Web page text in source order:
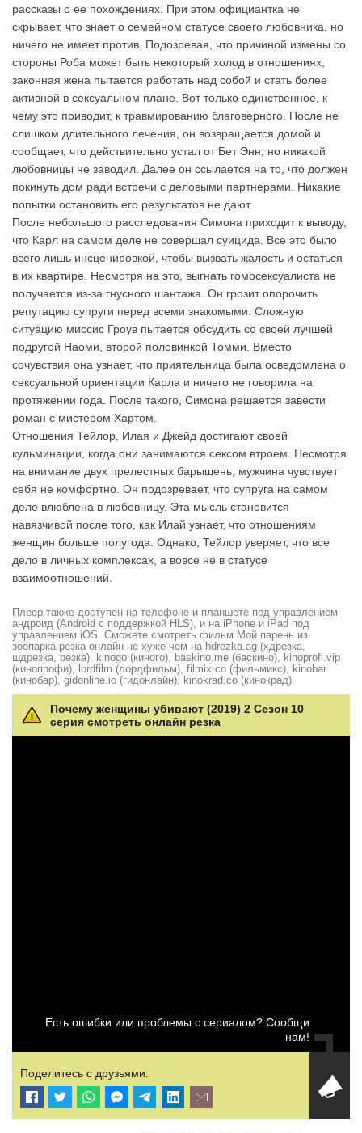
рассказы о ее похождениях. При этом официантка не
скрывает, что знает о семейном статусе своего любовника, но
ничего не имеет против. Подозревая, что причиной измены со
стороны Роба может быть некоторый холод в отношениях,
законная жена пытается работать над собой и стать более
активной в сексуальном плане. Вот только единственное, к
чему это приводит, к травмированию благоверного. После не
слишком длительного лечения, он возвращается домой и
сообщает, что действительно устал от Бет Энн, но никакой
любовницы не заводил. Далее он ссылается на то, что должен
покинуть дом ради встречи с деловыми партнерами. Никакие
попытки остановить его результатов не дают.
После небольшого расследования Симона приходит к выводу,
что Карл на самом деле не совершал суицида. Все это было
всего лишь инсценировкой, чтобы вызвать жалость и остаться
в их квартире. Несмотря на это, выгнать гомосексуалиста не
получается из-за гнусного шантажа. Он грозит опорочить
репутацию супруги перед всеми знакомыми. Сложную
ситуацию миссис Гроув пытается обсудить со своей лучшей
подругой Наоми, второй половинкой Томми. Вместо
сочувствия она узнает, что приятельница была осведомлена о
сексуальной ориентации Карла и ничего не говорила на
протяжении года. После такого, Симона решается завести
роман с мистером Хартом.
Отношения Тейлор, Илая и Джейд достигают своей
кульминации, когда они занимаются сексом втроем. Несмотря
на внимание двух прелестных барышень, мужчина чувствует
себя не комфортно. Он подозревает, что супруга на самом
деле влюблена в любовницу. Эта мысль становится
навязчивой после того, как Илай узнает, что отношениям
женщин больше полугода. Однако, Тейлор уверяет, что все
дело в личных комплексах, а вовсе не в статусе
взаимоотношений.
Плеер также доступен на телефоне и планшете под управлением
андроид (Android с поддержкой HLS), и на iPhone и iPad под
управлением iOS. Сможете смотреть фильм Мой парень из
зоопарка резка онлайн не хуже чем на hdrezka.ag (хдрезка,
шдрезка, резка), kinogo (киного), baskino.me (баскино), kinoprofi.vip
(кинопрофи), lordfilm (лордфильм), filmix.co (фильмикс), kinobar
(кинобар), gidonline.io (гидонлайн), kinokrad.сo (кинокрад).
Почему женщины убивают (2019) 2 Сезон 10
серия смотреть онлайн резка
Есть ошибки или проблемы с сериалом? Сообщи
нам!
Поделитесь с друзьями: